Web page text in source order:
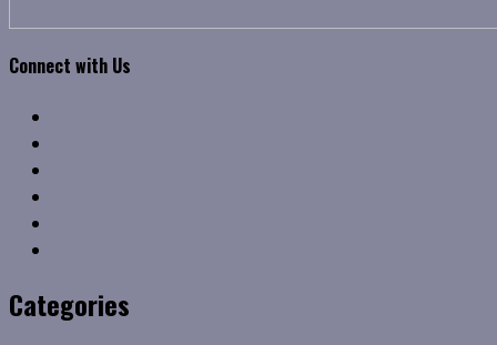
Connect with Us
Categories